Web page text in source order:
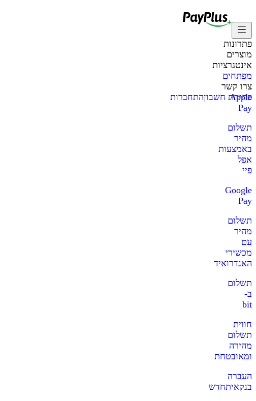
פתרונות
מוצרים
אינטגרציות
מפתחים
צרו קשר
Apple
Pay
תשלום
מהיר
באמצעות
אפל
פיי
Google
Pay
תשלום
מהיר
עם
מכשירי
האנדרואיד
תשלום
ב-
bit
חווית
תשלום
מהירה
ומאובטחת
העברה
בנקאיתחדש
פתיחת חשבוןהתחברות